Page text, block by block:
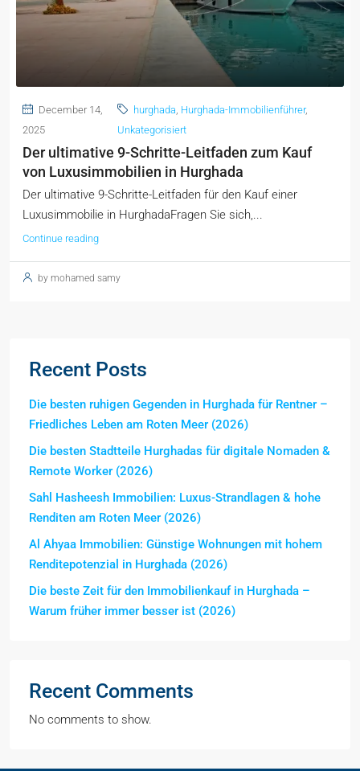
December 14,
2025
hurghada, Hurghada-Immobilienführer,
Unkategorisiert
Der ultimative 9-Schritte-Leitfaden zum Kauf
von Luxusimmobilien in Hurghada
Der ultimative 9-Schritte-Leitfaden für den Kauf einer
Luxusimmobilie in HurghadaFragen Sie sich,...
Continue reading
by mohamed samy
Recent Posts
Die besten ruhigen Gegenden in Hurghada für Rentner –
Friedliches Leben am Roten Meer (2026)
Die besten Stadtteile Hurghadas für digitale Nomaden &
Remote Worker (2026)
Sahl Hasheesh Immobilien: Luxus-Strandlagen & hohe
Renditen am Roten Meer (2026)
Al Ahyaa Immobilien: Günstige Wohnungen mit hohem
Renditepotenzial in Hurghada (2026)
Die beste Zeit für den Immobilienkauf in Hurghada –
Warum früher immer besser ist (2026)
Recent Comments
No comments to show.